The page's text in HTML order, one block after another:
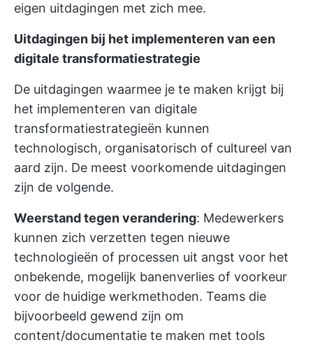
eigen uitdagingen met zich mee.
Uitdagingen bij het implementeren van een
digitale transformatiestrategie
De uitdagingen waarmee je te maken krijgt bij
het implementeren van digitale
transformatiestrategieën kunnen
technologisch, organisatorisch of cultureel van
aard zijn. De meest voorkomende uitdagingen
zijn de volgende.
Weerstand tegen verandering: Medewerkers
kunnen zich verzetten tegen nieuwe
technologieën of processen uit angst voor het
onbekende, mogelijk banenverlies of voorkeur
voor de huidige werkmethoden. Teams die
bijvoorbeeld gewend zijn om
content/documentatie te maken met tools